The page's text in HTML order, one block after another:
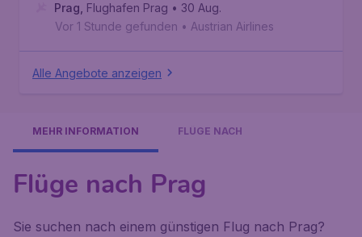
Prag Flughafen Prag • 30 Aug.
Vor 1 Stunde gefunden • Austrian Airlines
Alle Angebote anzeigen
MEHR INFORMATION FLÜGE NACH
Flüge nach Prag
Sie suchen nach einem günstigen Flug nach Prag?